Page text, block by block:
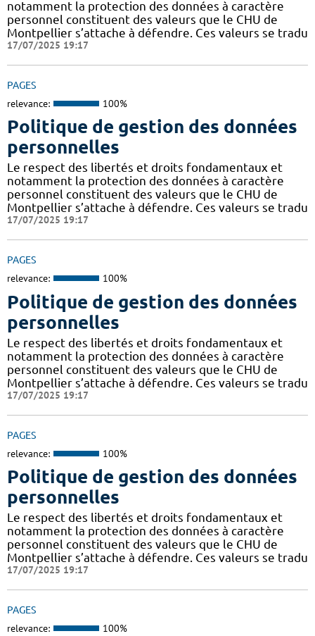
notamment la protection des données à caractère
personnel constituent des valeurs que le CHU de
Montpellier s’attache à défendre. Ces valeurs se tradu
17/07/2025 19:17
PAGES
relevance: 100%
Politique de gestion des données
personnelles
Le respect des libertés et droits fondamentaux et
notamment la protection des données à caractère
personnel constituent des valeurs que le CHU de
Montpellier s’attache à défendre. Ces valeurs se tradu
17/07/2025 19:17
PAGES
relevance: 100%
Politique de gestion des données
personnelles
Le respect des libertés et droits fondamentaux et
notamment la protection des données à caractère
personnel constituent des valeurs que le CHU de
Montpellier s’attache à défendre. Ces valeurs se tradu
17/07/2025 19:17
PAGES
relevance: 100%
Politique de gestion des données
personnelles
Le respect des libertés et droits fondamentaux et
notamment la protection des données à caractère
personnel constituent des valeurs que le CHU de
Montpellier s’attache à défendre. Ces valeurs se tradu
17/07/2025 19:17
PAGES
relevance: 100%